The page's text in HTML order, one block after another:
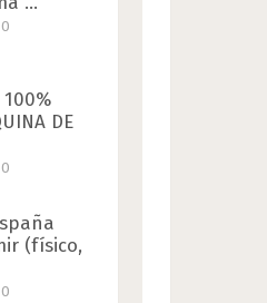
0
100%
DE
0
(físico,
0